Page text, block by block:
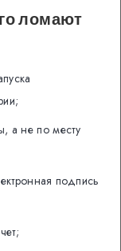
ломают
а не по месту
подпись